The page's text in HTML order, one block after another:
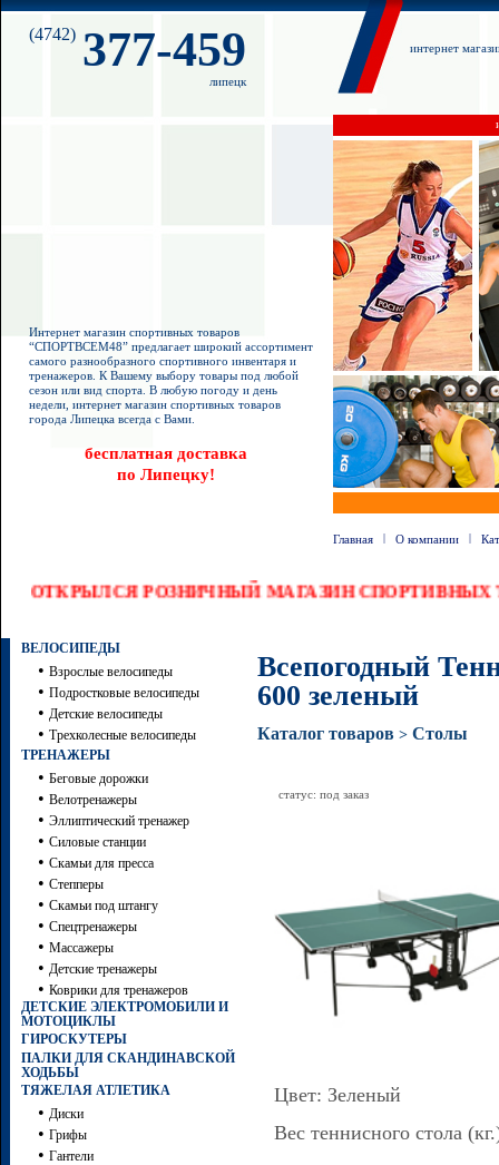
(4742) 377-459
липецк
интернет
Интернет магазин спортивных товаров
“СПОРТВСЕМ48” предлагает широкий ассортимент
самого разнообразного спортивного инвентаря и
тренажеров. К Вашему выбору товары под любой
сезон или вид спорта. В любую погоду и день
недели, интернет магазин спортивных товаров
города Липецка всегда с Вами.
бесплатная доставка
по Липецку!
Главная | О компании |
ОТКРЫЛСЯ РОЗНИЧНЫЙ МАГАЗИН
ВЕЛОСИПЕДЫ
• Взрослые велосипеды
• Подростковые велосипеды
• Детские велосипеды
• Трехколесные велосипеды
ТРЕНАЖЕРЫ
• Беговые дорожки
• Велотренажеры
• Эллиптический тренажер
• Силовые станции
• Скамьи для пресса
• Степперы
• Скамьи под штангу
• Спецтренажеры
• Массажеры
• Детские тренажеры
• Коврики для тренажеров
ДЕТСКИЕ ЭЛЕКТРОМОБИЛИ И
МОТОЦИКЛЫ
ГИРОСКУТЕРЫ
ПАЛКИ ДЛЯ СКАНДИНАВСКОЙ
ХОДЬБЫ
ТЯЖЕЛАЯ АТЛЕТИКА
• Диски
• Грифы
• Гантели
Всепогодный
600 зеленый
Каталог товаров > Столы
статус: под заказ
Цвет: Зеленый
Вес теннисного стола